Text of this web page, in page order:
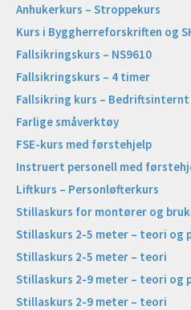
Anhukerkurs – Stroppekurs
Kurs i Byggherreforskriften og
Fallsikringskurs – NS9610
Fallsikringskurs – 4 timer
Fallsikring kurs – Bedriftsinternt
Farlige småverktøy
FSE-kurs med førstehjelp
Instruert personell med
Liftkurs – Personløfterkurs
Stillaskurs for montører og
Stillaskurs 2-5 meter – teori og
Stillaskurs 2-5 meter – teori
Stillaskurs 2-9 meter – teori og
Stillaskurs 2-9 meter – teori